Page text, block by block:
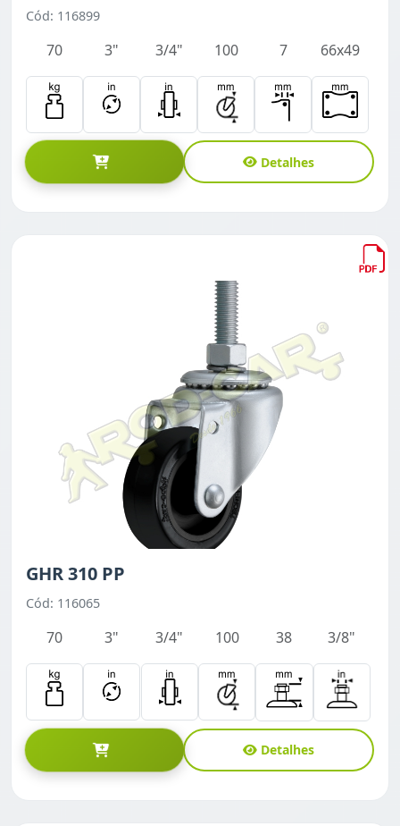
Cód: 116899
70 3" 3/4" 100 7 66x49
Detalhes
GHR 310 PP
Cód: 116065
70 3" 3/4" 100 38 3/8"
Detalhes